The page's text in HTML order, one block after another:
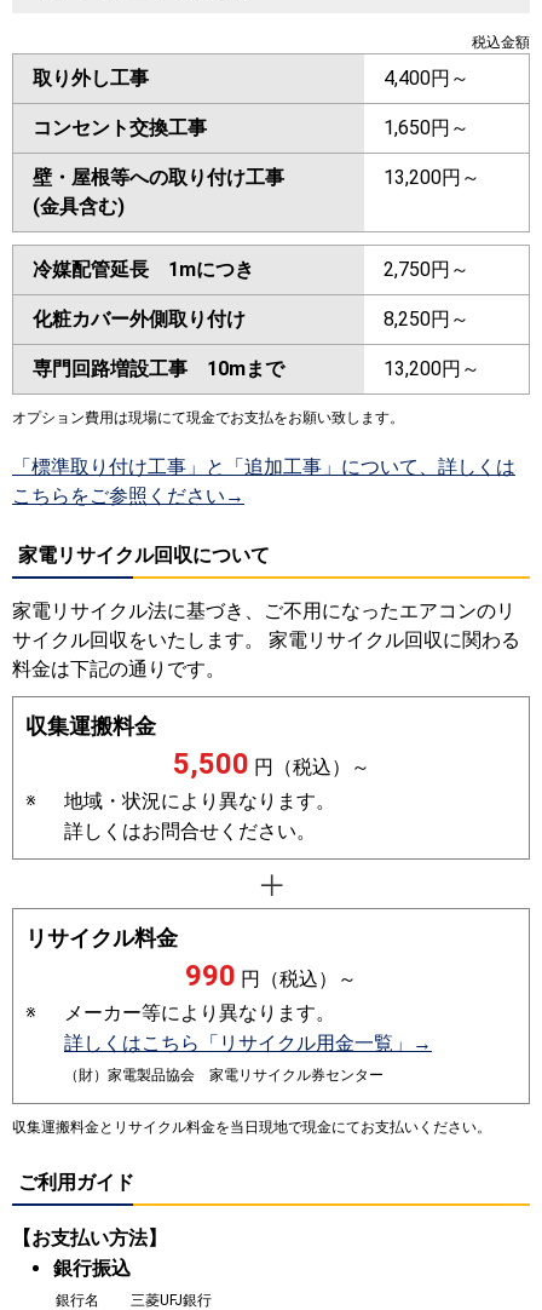
税込金額
取り外し工事 4,400円～
コンセント交換工事 1,650円～
壁・屋根等への取り付け工事
(金具含む)
13,200円～
冷媒配管延長 1mにつき 2,750円～
化粧カバー外側取り付け 8,250円～
専門回路増設工事 10mまで 13,200円～
オプション費用は現場にて現金でお支払をお願い致します。
「標準取り付け工事」と「追加工事」について、詳しくは
こちらをご参照ください→
家電リサイクル回収について
家電リサイクル法に基づき、ご不用になったエアコンのリ
サイクル回収をいたします。 家電リサイクル回収に関わる
料金は下記の通りです。
収集運搬料金
5,500 円（税込）～
※
地域・状況により異なります。
詳しくはお問合せください。
リサイクル料金
990 円（税込）～
※
メーカー等により異なります。
詳しくはこちら「リサイクル用金一覧」→
（財）家電製品協会 家電リサイクル券センター
収集運搬料金とリサイクル料金を当日現地で現金にてお支払いください。
ご利用ガイド
【お支払い方法】
銀行振込
銀行名 三菱UFJ銀行